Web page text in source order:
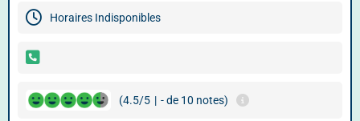
Horaires Indisponibles
(4.5/5 | - de 10 notes)